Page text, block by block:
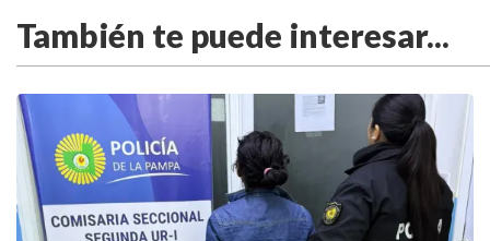
También te puede interesar...